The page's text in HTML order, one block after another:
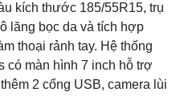
kích thước 185/55R15, trụ
lăng bọc da và tích hợp
thoại rảnh tay. Hệ thống
có màn hình 7 inch hỗ trợ
2 cổng USB, camera lùi